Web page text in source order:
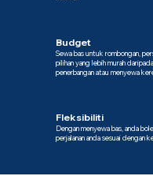
Budget
Sewa bas untuk rombongan,
pilihan yang lebih murah
penerbangan atau menyewa
Fleksibiliti
Dengan menyewa bas, anda
perjalanan anda sesuai dengan